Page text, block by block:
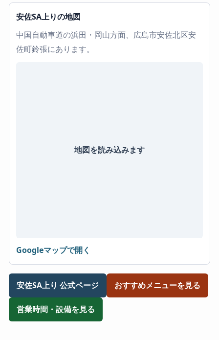
安佐SA上りの地図
中国自動車道の浜田・岡山方面、広島市安佐北区安
佐町鈴張にあります。
地図を読み込みます
Googleマップで開く
安佐SA上り 公式ページ おすすめメニューを見る
営業時間・設備を見る